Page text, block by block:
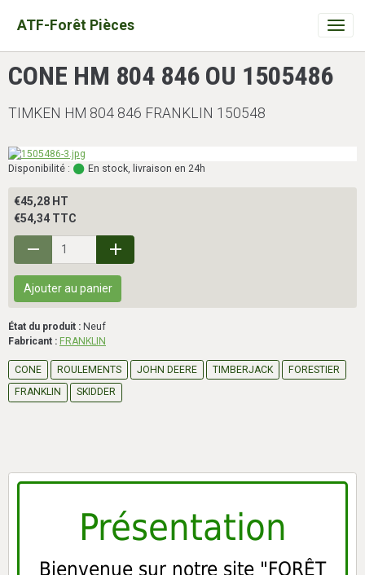
ATF-Forêt Pièces
CONE HM 804 846 OU 1505486
TIMKEN HM 804 846 FRANKLIN 150548
Disponibilité : En stock, livraison en 24h
€45,28 HT
€54,34 TTC
Ajouter au panier
État du produit : Neuf
Fabricant : FRANKLIN
CONE ROULEMENTS JOHN DEERE TIMBERJACK
FORESTIER
FRANKLIN
SKIDDER
Présentation
Bienvenue sur notre site "FORÊT